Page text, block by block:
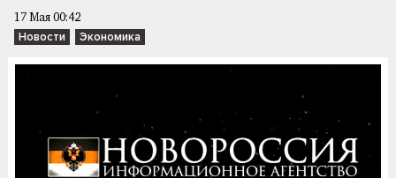
17 Мая 00:42
Новости Экономика